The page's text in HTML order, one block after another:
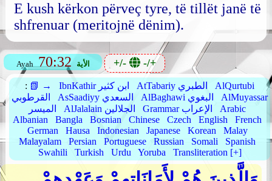
E kush kërkon përveç tyre, të tillët janë të
shfrenuar (meritojnë dënim).
Ayah 70:32 الأية +/- -/+
: 📗 → IbnKathir ابن كثير AtTabariy الطبري
AlQurtubi
القرطوبي
AsSaadiyy السعدي AlBaghawi البغوي
AlMuyassar
الميسر
AlJalalain الجلالين Grammar الإعراب
Arabic
Albanian
Bangla Bosnian Chinese Czech English
French
German
Hausa Indonesian Japanese Korean
Malay
Malayalam
Persian Portuguese Russian Somali
Spanish
Swahili
Turkish Urdu Yoruba Transliteration [+]